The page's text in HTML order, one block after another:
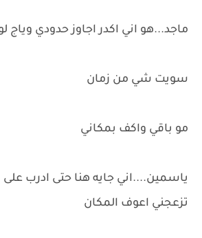
ماجد...هو اني اكدر اجاوز حدودي وياج
سويت شي من زمان
مو باقي واكف بمكاني
ياسمين....اني جايه هنا حتى ادرب
تزعجني اعوف المكان